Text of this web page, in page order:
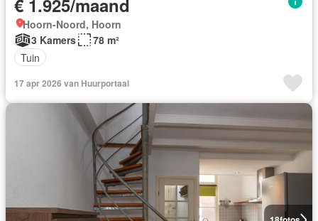
€ 1.925/maand
Hoorn-Noord, Hoorn
3 Kamers
78 m²
Tuin
17 apr 2026 van Huurportaal